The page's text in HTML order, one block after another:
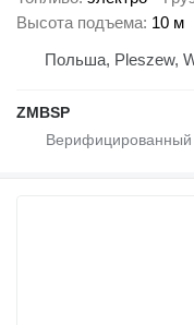
Высота подъема 10 м
Польша, Pleszew,
ZMBSP